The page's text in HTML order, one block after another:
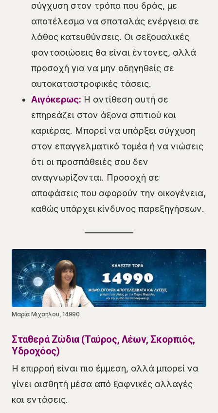
σύγχυση στον τρόπο που δράς, με
αποτέλεσμα να σπαταλάς ενέργεια σε
λάθος κατευθύνσεις. Οι σεξουαλικές
φαντασιώσεις θα είναι έντονες, αλλά
προσοχή για να μην οδηγηθείς σε
αυτοκαταστροφικές τάσεις.
Αιγόκερως: Η αντίθεση αυτή σε
επηρεάζει στον άξονα σπιτιού και
καριέρας. Μπορεί να υπάρξει σύγχυση
στον επαγγελματικό τομέα ή να νιώσεις
ότι οι προσπάθειές σου δεν
αναγνωρίζονται. Προσοχή σε
αποφάσεις που αφορούν την οικογένεια,
καθώς υπάρχει κίνδυνος παρεξηγήσεων.
Μαρία Μιχαήλου, 14990
Σταθερά Ζώδια (Ταύρος, Λέων, Σκορπιός,
Υδροχόος)
Η επιρροή είναι πιο έμμεση, αλλά μπορεί να
γίνει αισθητή μέσα από ξαφνικές αλλαγές
και εντάσεις.